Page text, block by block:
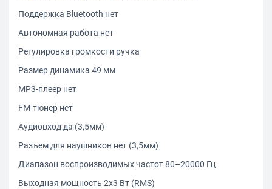
Поддержка Bluetooth нет
Автономная работа нет
Регулировка громкости ручка
Размер динамика 49 мм
MP3-плеер нет
FM-тюнер нет
Аудиовход да (3,5мм)
Разъем для наушников нет (3,5мм)
Диапазон воспроизводимых частот 80–20000 Гц
Выходная мощность 2х3 Вт (RMS)